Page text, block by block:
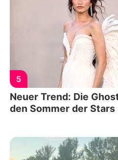
5
Neuer Trend: Die
den Sommer der Stars